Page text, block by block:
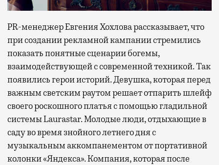
PR-менеджер Евгения Хохлова рассказывает, что
при создании рекламной кампании стремились
показать понятные сценарии богемы,
взаимодействующей с современной техникой. Так
появились герои историй. Девушка, которая перед
важным светским раутом решает отпарить шлейф
своего роскошного платья с помощью гладильной
системы Laurastar. Молодые люди, отдыхающие в
саду во время знойного летнего дня с
музыкальным аккомпанементом от портативной
колонки «Яндекса». Компания, которая после